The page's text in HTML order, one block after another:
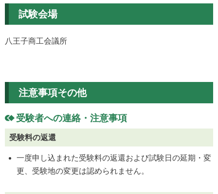
試験会場
八王子商工会議所
注意事項その他
受験者への連絡・注意事項
受験料の返還
一度申し込まれた受験料の返還および試験日の延期・変
更、受験地の変更は認められません。